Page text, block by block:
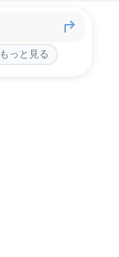
もっと見る